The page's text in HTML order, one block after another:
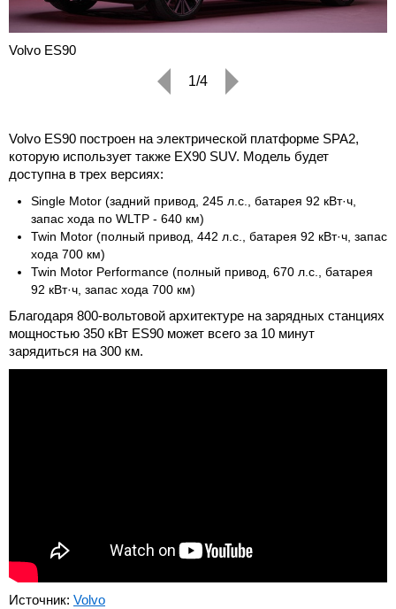
Volvo ES90
1/4
Volvo ES90 построен на электрической платформе SPA2,
которую использует также EX90 SUV. Модель будет
доступна в трех версиях:
Single Motor (задний привод, 245 л.с., батарея 92 кВт·ч,
запас хода по WLTP - 640 км)
Twin Motor (полный привод, 442 л.с., батарея 92 кВт·ч, запас
хода 700 км)
Twin Motor Performance (полный привод, 670 л.с., батарея
92 кВт·ч, запас хода 700 км)
Благодаря 800-вольтовой архитектуре на зарядных станциях
мощностью 350 кВт ES90 может всего за 10 минут
зарядиться на 300 км.
Источник: Volvo